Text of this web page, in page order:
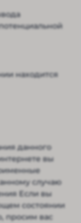
находится
данного
вы
случаю
Если вы
состоянии
просим вас